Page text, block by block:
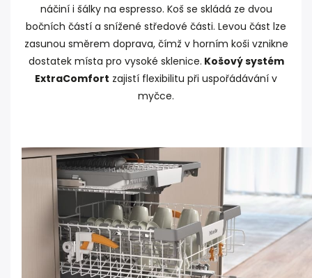
náčiní i šálky na espresso. Koš se skládá ze dvou
bočních částí a snížené středové části. Levou část lze
zasunou směrem doprava, čímž v horním koši vznikne
dostatek místa pro vysoké sklenice. Košový systém
ExtraComfort zajistí flexibilitu při uspořádávání v
myčce.